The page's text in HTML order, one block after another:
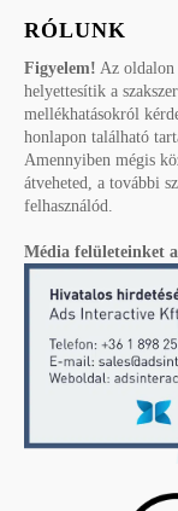
RÓLUNK
Figyelem! Az
helyettesítik a
mellékhatásokról
honlapon található
Amennyiben mégis
átveheted, a további
felhasználód.
Média felületeinket